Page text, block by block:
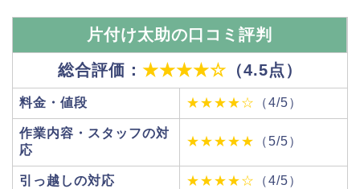
片付け太助の口コミ評判
総合評価： ★★★★☆ （4.5点）
料金・値段 ★★★★☆ （4/5）
作業内容・スタッフの対
応
★★★★★ （5/5）
引っ越しの対応 ★★★★☆ （4/5）